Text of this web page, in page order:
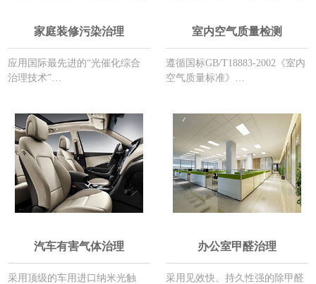
家庭装修污染治理
应用国际最先进的“光催化综合
治理技术”…
室内空气质量检测
遵循国标GB/T18883-2002《室内
空气质量标准》…
汽车有害气体治理
采用顶级的车用进口纳米光触
办公室甲醛治理
采用见效快、持久性强的除甲醛